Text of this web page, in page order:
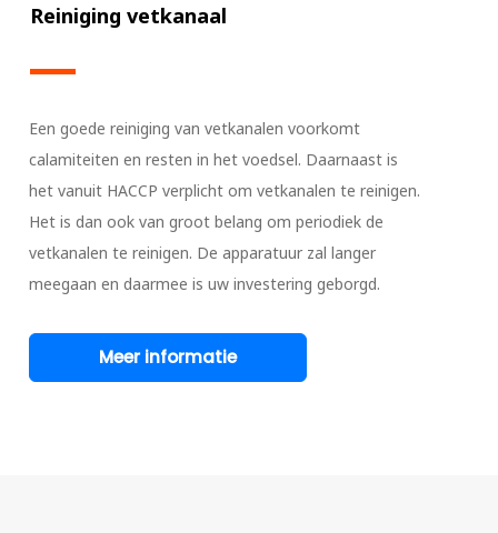
Reiniging vetkanaal
Een goede reiniging van vetkanalen voorkomt
calamiteiten en resten in het voedsel. Daarnaast is
het vanuit HACCP verplicht om vetkanalen te reinigen.
Het is dan ook van groot belang om periodiek de
vetkanalen te reinigen. De apparatuur zal langer
meegaan en daarmee is uw investering geborgd.
Meer informatie